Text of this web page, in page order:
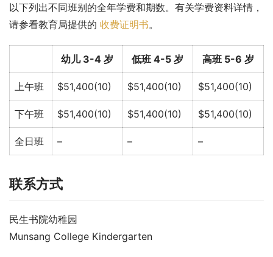
以下列出不同班别的全年学费和期数。有关学费资料详情，
请参看教育局提供的 收费证明书。
幼儿 3-4 岁 低班 4-5 岁 高班 5-6 岁
上午班 $51,400(10) $51,400(10) $51,400(10)
下午班 $51,400(10) $51,400(10) $51,400(10)
全日班 – – –
联系方式
民生书院幼稚园
Munsang College Kindergarten